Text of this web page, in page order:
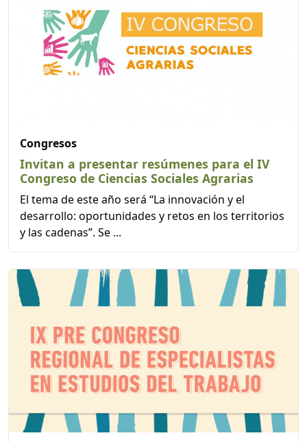
Congresos
Invitan a presentar resúmenes para el IV
Congreso de Ciencias Sociales Agrarias
El tema de este año será “La innovación y el
desarrollo: oportunidades y retos en los territorios
y las cadenas”. Se ...